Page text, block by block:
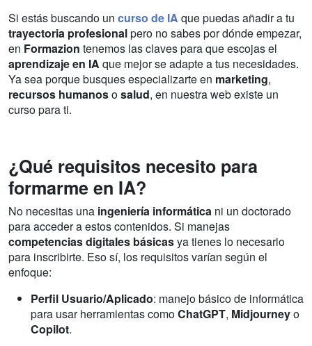
Si estás buscando un curso de IA que puedas añadir a tu
trayectoria profesionalpero no sabes por dónde empezar,
en Formazion tenemos las claves para que escojas el
aprendizaje en IA que mejor se adapte a tus necesidades.
Ya sea porque busques especializarte en marketing,
recursos humanososalud, en nuestra web existe un
curso para ti.
¿Qué requisitos necesito para
formarme en IA?
No necesitas una ingeniería informática ni un doctorado
para acceder a estos contenidos. Si manejas
competencias digitales básicasya tienes lo necesario
para inscribirte. Eso sí, los requisitos varían según el
enfoque:
Perfil Usuario/Aplicado: manejo básico de informática
para usar herramientas comoChatGPT, Midjourneyo
Copilot.